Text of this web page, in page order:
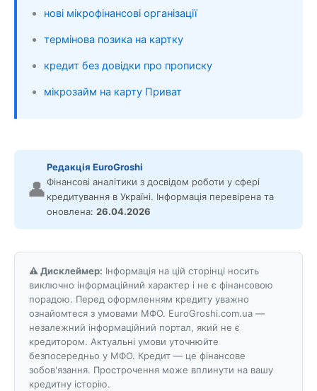
нові мікрофінансові організації
термінова позика на картку
кредит без довідки про прописку
мікрозайм на карту Приват
👤
Редакція EuroGroshi
Фінансові аналітики з досвідом роботи у сфері
кредитування в Україні. Інформація перевірена та
оновлена: 26.04.2026
⚠️ Дисклеймер: Інформація на цій сторінці носить
виключно інформаційний характер і не є фінансовою
порадою. Перед оформленням кредиту уважно
ознайомтеся з умовами МФО. EuroGroshi.com.ua —
незалежний інформаційний портал, який не є
кредитором. Актуальні умови уточнюйте
безпосередньо у МФО. Кредит — це фінансове
зобов'язання. Прострочення може вплинути на вашу
кредитну історію.